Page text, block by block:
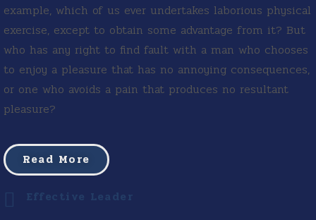
example, which of us ever undertakes laborious physical
exercise, except to obtain some advantage from it? But
who has any right to find fault with a man who chooses
to enjoy a pleasure that has no annoying consequences,
or one who avoids a pain that produces no resultant
pleasure?
Read More
Effective Leader